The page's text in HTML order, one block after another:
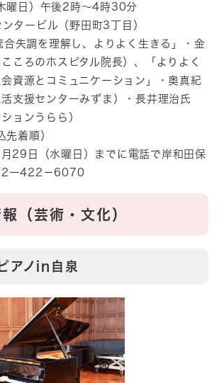
日）午後2時～4時30分
タービル（野田町3丁目）
失調を理解し、よりよく生きる」・金
ころのホスピタル院長）、「よりよく
資源とコミュニケーション」・奥真紀
支援センターみずま）・長井理治氏
ョンうらら）
着順）
29日（水曜日）までに電話で岸和田保
ー422－6070​
（芸術・文化）
アノin自泉